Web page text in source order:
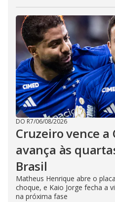
DO R7/06/08/2026
Cruzeiro vence a
avança às
Brasil
Matheus Henrique abre o
choque, e Kaio Jorge fecha a
na próxima fase